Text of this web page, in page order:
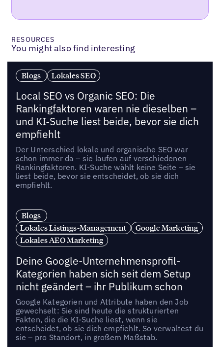
RESOURCES
You might also find interesting
Blogs Lokales SEO
Local SEO vs Organic SEO: Die
Rankingfaktoren waren nie dieselben –
und KI-Suche liest beide, bevor sie dich
empfiehlt
Der Unterschied lokale und organische SEO war
schon immer da – sie laufen auf verschiedenen
Rankingfaktoren. KI-Suche wählt keine Seite – sie
liest beide, bevor sie entscheidet, ob sie dich
empfiehlt.
Blogs
Lokales Listings-Management
Google Marketing
Lokales AEO Marketing
Deine Google-Unternehmensprofil-
Kategorien haben sich seit dem Setup
nicht geändert – ihr Publikum schon
Google Kategorien und Attribute haben den Job
gewechselt: Sie sind heute die strukturierten
Fakten, die die KI-Suche liest, wenn sie
entscheidet, ob sie dich empfiehlt. So verwaltest du
sie – pro Standort, in großem Maßstab.